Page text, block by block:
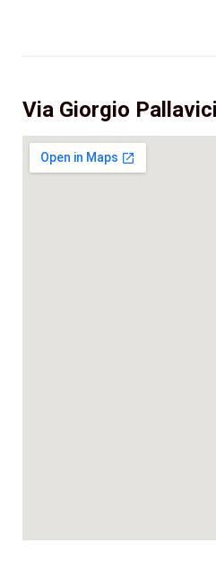
Via Giorgio